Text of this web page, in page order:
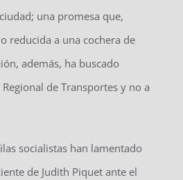
una promesa que,
reducida a una cochera de
además, ha buscado
de Transportes y no a
socialistas han lamentado
de Judith Piquet ante el